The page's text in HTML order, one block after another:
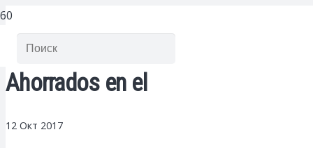
Ahorrados en el
12 Окт 2017